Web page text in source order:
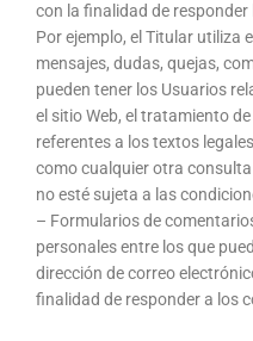
con la finalidad de
Por ejemplo, el Titular utiliza
mensajes, dudas, quejas,
pueden tener los Usuarios
el sitio Web, el tratamiento
referentes a los textos
como cualquier otra
no esté sujeta a las
– Formularios de
personales entre los que
dirección de correo
finalidad de responder a los